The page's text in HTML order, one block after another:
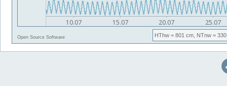
Open Source Software HThw = 801 cm, NTnw =